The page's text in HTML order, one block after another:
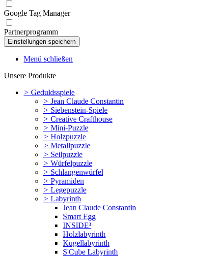
Google Tag Manager
Partnerprogramm
Menü schließen
Unsere Produkte
> Geduldsspiele
> Jean Claude Constantin
> Siebenstein-Spiele
> Creative Crafthouse
> Mini-Puzzle
> Holzpuzzle
> Metallpuzzle
> Seilpuzzle
> Würfelpuzzle
> Schlangenwürfel
> Pyramiden
> Legepuzzle
> Labyrinth
Jean Claude Constantin
Smart Egg
INSIDE³
Holzlabyrinth
Kugellabyrinth
S'Cube Labyrinth